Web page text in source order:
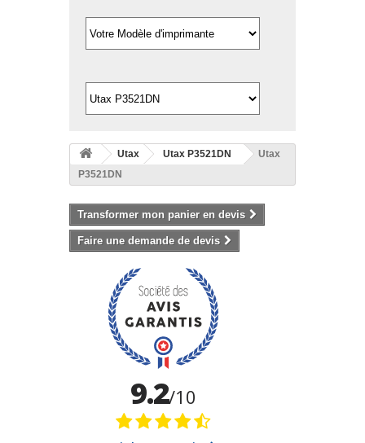
Utax Utax P3521DN
Utax
P3521DN
Transformer mon panier en devis
Faire une demande de devis